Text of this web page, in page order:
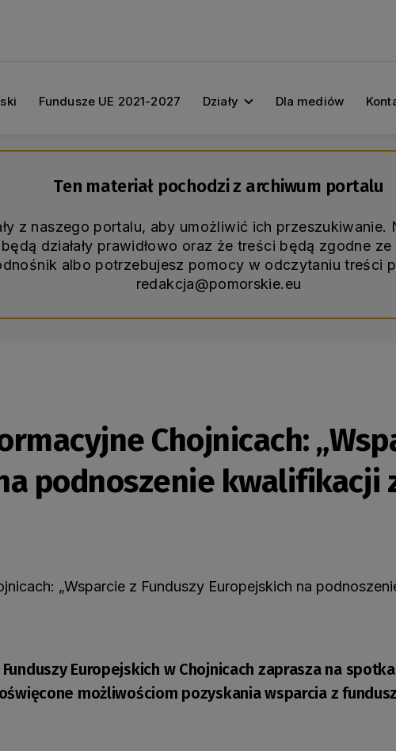
Fundusze UE 2021-2027 Działy Dla mediów
Ten materiał pochodzi z archiwum portalu
z naszego portalu, aby umożliwić ich
działały prawidłowo oraz że treści będą zgodne
albo potrzebujesz pomocy w odczytaniu treści
redakcja@pomorskie.eu
Chojnicach:
podnoszenie kwalifikacji
Europejskich w Chojnicach zaprasza na
możliwościom pozyskania wsparcia z